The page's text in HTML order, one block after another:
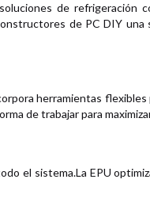
de refrigeración
de PC DIY
herramientas
de trabajar para
el sistema.La EPU